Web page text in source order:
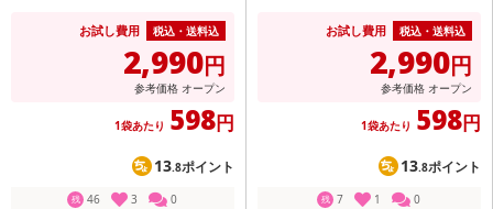
お試し費用 税込・送料込
2,990円
参考価格 オープン
1袋あたり 598円
13.8ポイント
残 46 3 0
お試し費用 税込・送料込
2,990円
参考価格 オープン
1袋あたり 598円
13.8ポイント
残 7 1 0